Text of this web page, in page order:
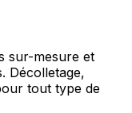
sur-mesure et
Décolletage,
tout type de